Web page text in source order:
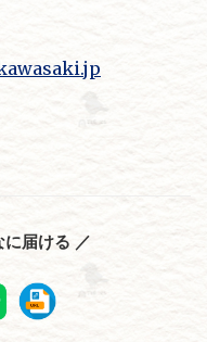
に届ける ／